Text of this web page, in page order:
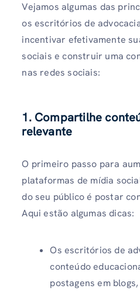
Vejamos algumas das
os escritórios de
incentivar efetivamente
sociais e construir uma
nas redes sociais:
1. Compartilhe
relevante
O primeiro passo para
plataformas de mídia
do seu público é postar
Aqui estão algumas dicas:
Os escritórios de
conteúdo
postagens em